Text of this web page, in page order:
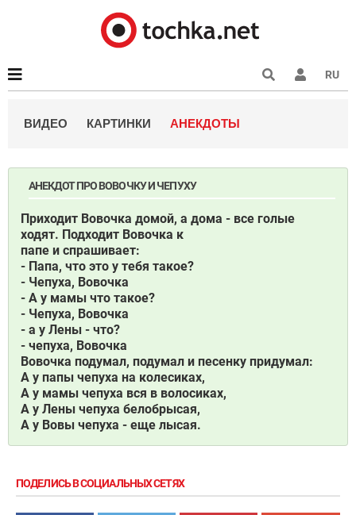
RU
ВИДЕО КАРТИНКИ АНЕКДОТЫ
АНЕКДОТ ПРО ВОВОЧКУ И ЧЕПУХУ
Приходит Вовочка домой, а дома - все голые
ходят. Подходит Вовочка к
папе и спрашивает:
- Папа, что это у тебя такое?
- Чепуха, Вовочка
- А у мамы что такое?
- Чепуха, Вовочка
- а у Лены - что?
- чепуха, Вовочка
Вовочка подумал, подумал и песенку придумал:
А у папы чепуха на колесиках,
А у мамы чепуха вся в волосиках,
А у Лены чепуха белобрысая,
А у Вовы чепуха - еще лысая.
ПОДЕЛИСЬ В СОЦИАЛЬНЫХ СЕТЯХ